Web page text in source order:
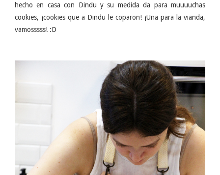
hecho en casa con Dindu y su medida da para muuuuchas
cookies, ¡cookies que a Dindu le coparon! ¡Una para la vianda,
vamosssss! :D